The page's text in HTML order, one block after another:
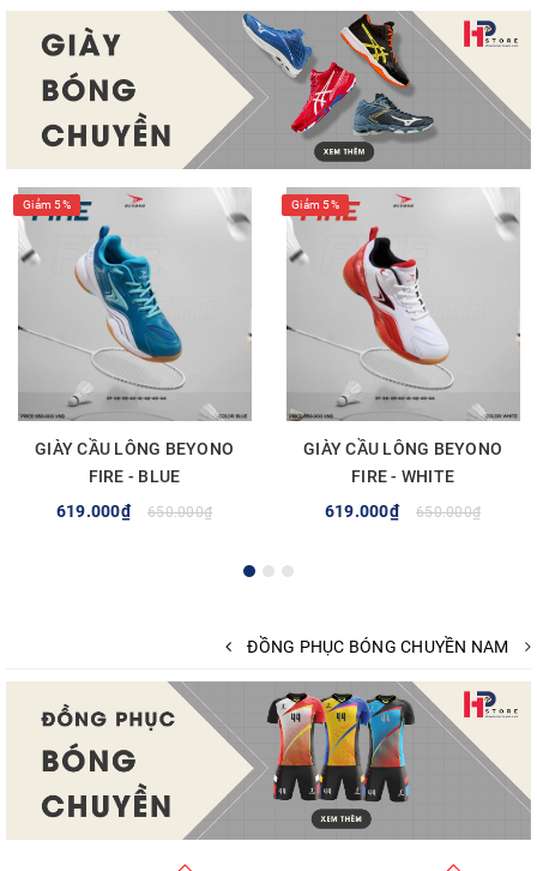
Giảm 5%
GIÀY CẦU LÔNG BEYONO
FIRE - BLUE
619.000₫
650.000₫
Giảm 5%
GIÀY CẦU LÔNG BEYONO
FIRE - WHITE
619.000₫
650.000₫
ĐỒNG PHỤC BÓNG CHUYỀN NAM